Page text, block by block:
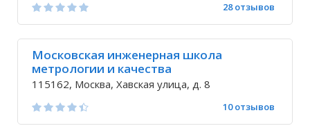
28 отзывов
Московская инженерная школа
метрологии и качества
115162, Москва, Хавская улица, д. 8
10 отзывов